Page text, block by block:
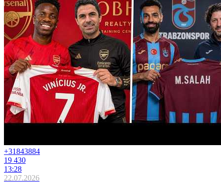
+31843884
19 430
13:28
22.07.2026